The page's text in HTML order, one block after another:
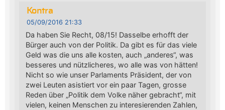
Kontra
05/09/2016 21:33
Da haben Sie Recht, 08/15! Dasselbe erhofft der
Bürger auch von der Politik. Da gibt es für das viele
Geld was die uns alle kosten, auch „anderes“, was
besseres und nützlicheres, wo alle was von hätten!
Nicht so wie unser Parlaments Präsident, der von
zwei Leuten asistiert vor ein paar Tagen, grosse
Reden über „Politik dem Volke näher gebracht“, mit
vielen, keinen Menschen zu interesierenden Zahlen,